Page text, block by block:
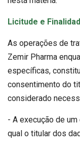
Licitude e
As operações de
Zemir Pharma
específicas,
consentimento do
considerado
- A execução de
qual o titular dos